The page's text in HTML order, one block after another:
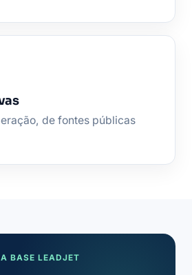
de fontes públicas
BASE LEADJET